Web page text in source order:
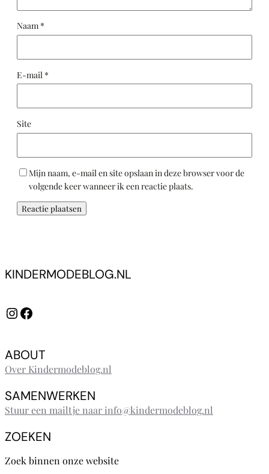
Naam *
E-mail *
Site
Mijn naam, e-mail en site opslaan in deze browser voor de
volgende keer wanneer ik een reactie plaats.
KINDERMODEBLOG.NL
InstagramFacebook
ABOUT
Over Kindermodeblog.nl
SAMENWERKEN
Stuur een mailtje naar info@kindermodeblog.nl
ZOEKEN
Zoek binnen onze website